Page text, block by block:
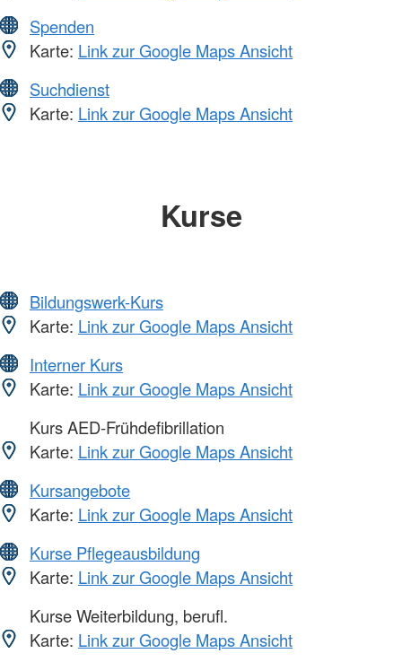
Spenden
Karte: Link zur Google Maps Ansicht
Suchdienst
Karte: Link zur Google Maps Ansicht
Kurse
Bildungswerk-Kurs
Karte: Link zur Google Maps Ansicht
Interner Kurs
Karte: Link zur Google Maps Ansicht
Kurs AED-Frühdefibrillation
Karte: Link zur Google Maps Ansicht
Kursangebote
Karte: Link zur Google Maps Ansicht
Kurse Pflegeausbildung
Karte: Link zur Google Maps Ansicht
Kurse Weiterbildung, berufl.
Karte: Link zur Google Maps Ansicht